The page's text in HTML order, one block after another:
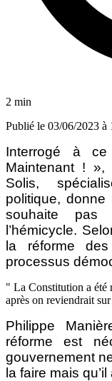
2 min
Publié le 03/06/2023 à
Interrogé à
Maintenant !
Solis,
politique,
souhaite pas
l’hémicycle.
la réforme
processus
La Constitution a été
après on reviendrait
Philippe
réforme est
gouvernement
la faire mais